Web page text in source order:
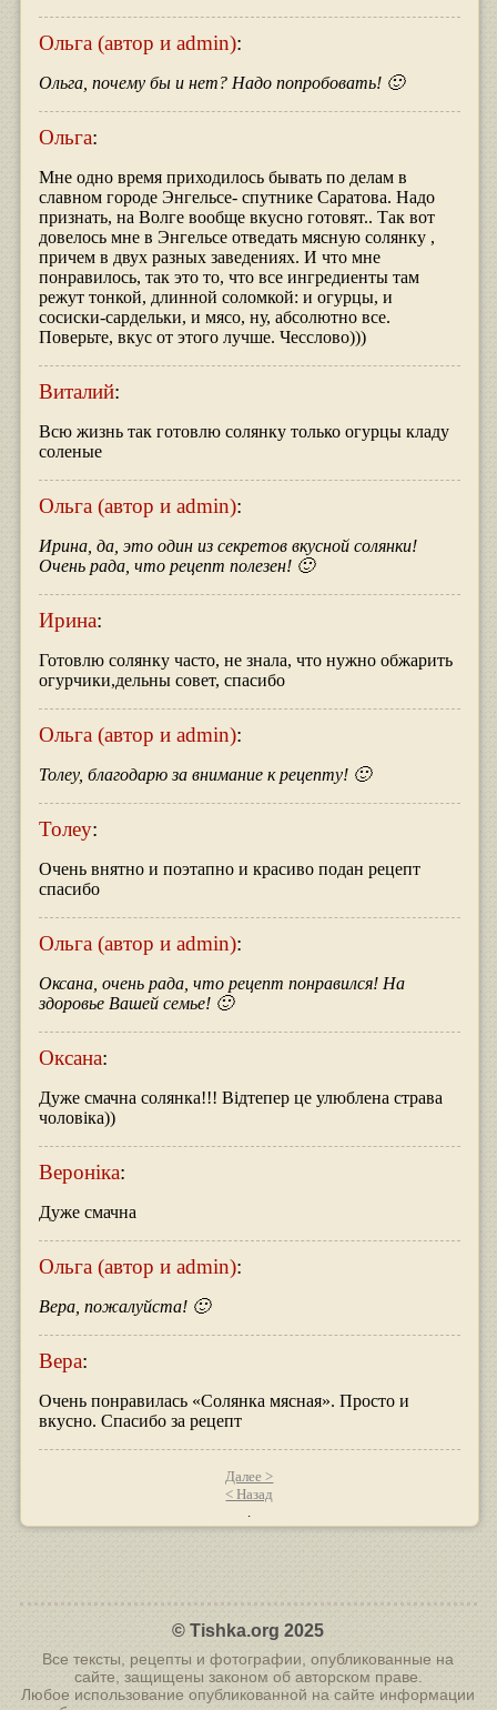
Ольга (автор и admin):
Ольга, почему бы и нет? Надо попробовать! 🙂
Ольга:
Мне одно время приходилось бывать по делам в
славном городе Энгельсе- спутнике Саратова. Надо
признать, на Волге вообще вкусно готовят.. Так вот
довелось мне в Энгельсе отведать мясную солянку ,
причем в двух разных заведениях. И что мне
понравилось, так это то, что все ингредиенты там
режут тонкой, длинной соломкой: и огурцы, и
сосиски-сардельки, и мясо, ну, абсолютно все.
Поверьте, вкус от этого лучше. Чесслово)))
Виталий:
Всю жизнь так готовлю солянку только огурцы кладу
соленые
Ольга (автор и admin):
Ирина, да, это один из секретов вкусной солянки!
Очень рада, что рецепт полезен! 🙂
Ирина:
Готовлю солянку часто, не знала, что нужно обжарить
огурчики,дельны совет, спасибо
Ольга (автор и admin):
Толеу, благодарю за внимание к рецепту! 🙂
Толеу:
Очень внятно и поэтапно и красиво подан рецепт
спасибо
Ольга (автор и admin):
Оксана, очень рада, что рецепт понравился! На
здоровье Вашей семье! 🙂
Оксана:
Дуже смачна солянка!!! Відтепер це улюблена страва
чоловіка))
Вероніка:
Дуже смачна
Ольга (автор и admin):
Вера, пожалуйста! 🙂
Вера:
Очень понравилась «Солянка мясная». Просто и
вкусно. Спасибо за рецепт
Далее >
< Назад
© Tishka.org 2025
Все тексты, рецепты и фотографии, опубликованные на
сайте, защищены законом об авторском праве.
Любое использование опубликованной на сайте информации